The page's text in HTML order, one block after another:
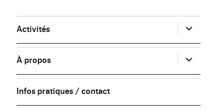
Activités ouvrir
le
sous-
menu
À propos
ouvrir
le
sous-
menu
Infos pratiques / contact